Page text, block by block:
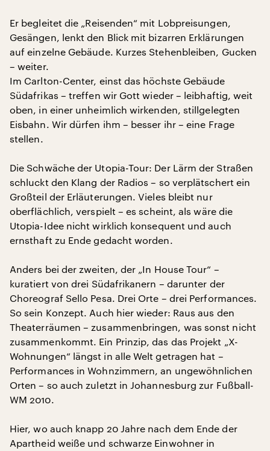
Er begleitet die „Reisenden“ mit Lobpreisungen,
Gesängen, lenkt den Blick mit bizarren Erklärungen
auf einzelne Gebäude. Kurzes Stehenbleiben, Gucken
– weiter.
Im Carlton-Center, einst das höchste Gebäude
Südafrikas – treffen wir Gott wieder – leibhaftig, weit
oben, in einer unheimlich wirkenden, stillgelegten
Eisbahn. Wir dürfen ihm – besser ihr – eine Frage
stellen.
Die Schwäche der Utopia-Tour: Der Lärm der Straßen
schluckt den Klang der Radios – so verplätschert ein
Großteil der Erläuterungen. Vieles bleibt nur
oberflächlich, verspielt – es scheint, als wäre die
Utopia-Idee nicht wirklich konsequent und auch
ernsthaft zu Ende gedacht worden.
Anders bei der zweiten, der „In House Tour“ –
kuratiert von drei Südafrikanern – darunter der
Choreograf Sello Pesa. Drei Orte – drei Performances.
So sein Konzept. Auch hier wieder: Raus aus den
Theaterräumen – zusammenbringen, was sonst nicht
zusammenkommt. Ein Prinzip, das das Projekt „X-
Wohnungen“ längst in alle Welt getragen hat –
Performances in Wohnzimmern, an ungewöhnlichen
Orten – so auch zuletzt in Johannesburg zur Fußball-
WM 2010.
Hier, wo auch knapp 20 Jahre nach dem Ende der
Apartheid weiße und schwarze Einwohner in